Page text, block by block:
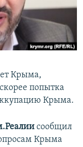
Крыма,
попытка
Крыма.
сообщил
Крыма